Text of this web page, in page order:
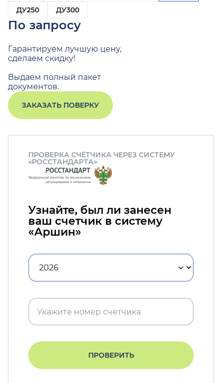
ДУ250
ДУ300
По запросу
Гарантируем лучшую цену,
сделаем скидку!
Выдаем полный пакет
документов.
ЗАКАЗАТЬ ПОВЕРКУ
ПРОВЕРКА СЧЁТЧИКА ЧЕРЕЗ СИСТЕМУ
«РОССТАНДАРТА»
Узнайте, был ли занесен
ваш счетчик в систему
«Аршин»
ПРОВЕРИТЬ